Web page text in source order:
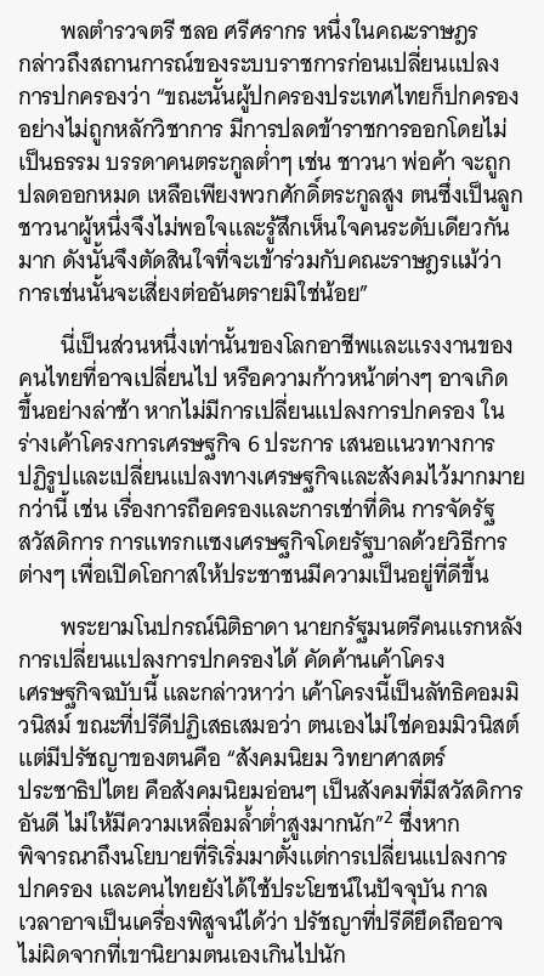
พลตำรวจตรี ชลอ ศรีศรากร หนึ่งในคณะราษฎร
กล่าวถึงสถานการณ์ของระบบราชการก่อนเปลี่ยนแปลง
การปกครองว่า “ขณะนั้นผู้ปกครองประเทศไทยก็ปกครอง
อย่างไม่ถูกหลักวิชาการ มีการปลดข้าราชการออกโดยไม่
เป็นธรรม บรรดาคนตระกูลต่ำๆ เช่น ชาวนา พ่อค้า จะถูก
ปลดออกหมด เหลือเพียงพวกศักดิ์ตระกูลสูง ตนซึ่งเป็นลูก
ชาวนาผู้หนึ่งจึงไม่พอใจและรู้สึกเห็นใจคนระดับเดียวกัน
มาก ดังนั้นจึงตัดสินใจที่จะเข้าร่วมกับคณะราษฎรแม้ว่า
การเช่นนั้นจะเสี่ยงต่ออันตรายมิใช่น้อย”
นี่เป็นส่วนหนึ่งเท่านั้นของโลกอาชีพและแรงงานของ
คนไทยที่อาจเปลี่ยนไป หรือความก้าวหน้าต่างๆ อาจเกิด
ขึ้นอย่างล่าช้า หากไม่มีการเปลี่ยนแปลงการปกครอง ใน
ร่างเค้าโครงการเศรษฐกิจ 6 ประการ เสนอแนวทางการ
ปฏิรูปและเปลี่ยนแปลงทางเศรษฐกิจและสังคมไว้มากมาย
กว่านี้ เช่น เรื่องการถือครองและการเช่าที่ดิน การจัดรัฐ
สวัสดิการ การแทรกแซงเศรษฐกิจโดยรัฐบาลด้วยวิธีการ
ต่างๆ เพื่อเปิดโอกาสให้ประชาชนมีความเป็นอยู่ที่ดีขึ้น
พระยามโนปกรณ์นิติธาดา นายกรัฐมนตรีคนแรกหลัง
การเปลี่ยนแปลงการปกครองได้ คัดค้านเค้าโครง
เศรษฐกิจฉบับนี้ และกล่าวหาว่า เค้าโครงนี้เป็นลัทธิคอมมิ
วนิสม์ ขณะที่ปรีดีปฏิเสธเสมอว่า ตนเองไม่ใช่คอมมิวนิสต์
แต่มีปรัชญาของตนคือ “สังคมนิยม วิทยาศาสตร์
ประชาธิปไตย คือสังคมนิยมอ่อนๆ เป็นสังคมที่มีสวัสดิการ
อันดี ไม่ให้มีความเหลื่อมล้ำต่ำสูงมากนัก”2 ซึ่งหาก
พิจารณาถึงนโยบายที่ริเริ่มมาตั้งแต่การเปลี่ยนแปลงการ
ปกครอง และคนไทยยังได้ใช้ประโยชน์ในปัจจุบัน กาล
เวลาอาจเป็นเครื่องพิสูจน์ได้ว่า ปรัชญาที่ปรีดียึดถืออาจ
ไม่ผิดจากที่เขานิยามตนเองเกินไปนัก